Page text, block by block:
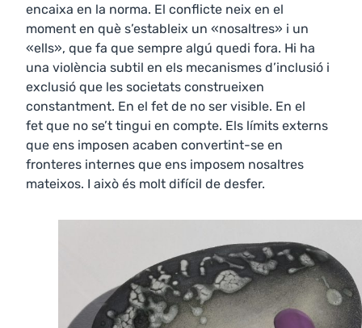
encaixa en la norma. El conflicte neix en el
moment en què s’estableix un «nosaltres» i un
«ells», que fa que sempre algú quedi fora. Hi ha
una violència subtil en els mecanismes d’inclusió i
exclusió que les societats construeixen
constantment. En el fet de no ser visible. En el
fet que no se’t tingui en compte. Els límits externs
que ens imposen acaben convertint-se en
fronteres internes que ens imposem nosaltres
mateixos. I això és molt difícil de desfer.